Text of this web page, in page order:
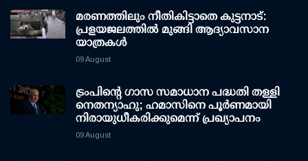
മരണത്തിലും നീതികിട്ടാതെ കുട്ടനാട്:
പ്രളയജലത്തില്‍ മുങ്ങി ആദ്യാവസാന
യാത്രകള്‍
09 August
ട്രംപിന്റെ ഗാസ സമാധാന പദ്ധതി തള്ളി
നെതന്യാഹു; ഹമാസിനെ പൂര്‍ണമായി
നിരായുധീകരിക്കുമെന്ന് പ്രഖ്യാപനം
09 August